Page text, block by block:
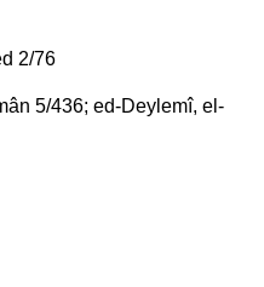
2/76
5/436; ed-Deylemî, el-